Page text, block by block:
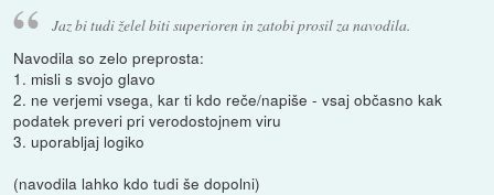
Jaz bi tudi želel biti superioren in zatobi prosil za navodila.
Navodila so zelo preprosta:
1. misli s svojo glavo
2. ne verjemi vsega, kar ti kdo reče/napiše - vsaj občasno kak
podatek preveri pri verodostojnem viru
3. uporabljaj logiko
(navodila lahko kdo tudi še dopolni)